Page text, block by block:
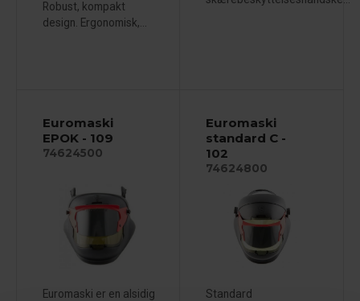
Robust, kompakt
design. Ergonomisk,...
Euromaski
EPOK - 109
74624500
Euromaski er en alsidig
Euromaski
standard C -
102
74624800
Standard